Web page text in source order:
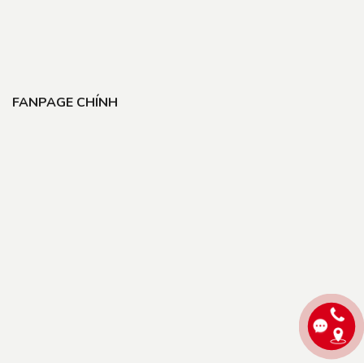
FANPAGE CHÍNH